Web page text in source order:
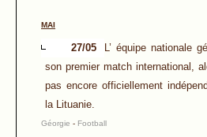
MAI
27/05
L’ équipe nationale
son premier match international,
pas encore officiellement
la Lituanie.
Géorgie - Football